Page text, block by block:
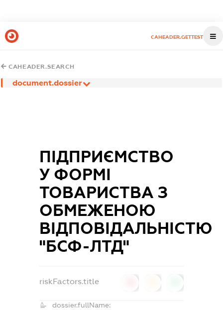
CAHEADER.GETTEST
CAHEADER.SEARCH
document.dossier
ПІДПРИЄМСТВО
У ФОРМІ
ТОВАРИСТВА З
ОБМЕЖЕНОЮ
ВІДПОВІДАЛЬНІСТЮ
"БСФ-ЛТД"
riskFactors.title
dossier.fullName: